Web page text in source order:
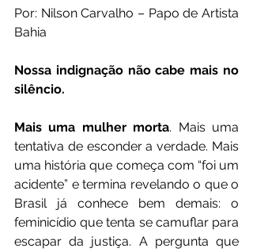
Por: Nilson Carvalho – Papo de Artista
Bahia
Nossa indignação não cabe mais no
silêncio.
Mais uma mulher morta. Mais uma
tentativa de esconder a verdade. Mais
uma história que começa com “foi um
acidente” e termina revelando o que o
Brasil já conhece bem demais: o
feminicídio que tenta se camuflar para
escapar da justiça. A pergunta que